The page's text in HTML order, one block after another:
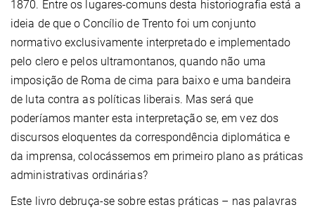
1870. Entre os lugares-comuns desta historiografia está a
ideia de que o Concílio de Trento foi um conjunto
normativo exclusivamente interpretado e implementado
pelo clero e pelos ultramontanos, quando não uma
imposição de Roma de cima para baixo e uma bandeira
de luta contra as políticas liberais. Mas será que
poderíamos manter esta interpretação se, em vez dos
discursos eloquentes da correspondência diplomática e
da imprensa, colocássemos em primeiro plano as práticas
administrativas ordinárias?
Este livro debruça-se sobre estas práticas – nas palavras